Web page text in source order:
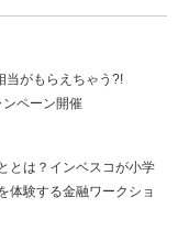
当がもらえちゃう?!
ンペーン開催
とは？インベスコが小学
体験する金融ワークショ